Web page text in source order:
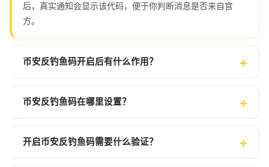
后，真实通知会显示该代码，便于你判断消息是否来自官
方。
币安反钓鱼码开启后有什么作用？
币安反钓鱼码在哪里设置？
开启币安反钓鱼码需要什么验证？